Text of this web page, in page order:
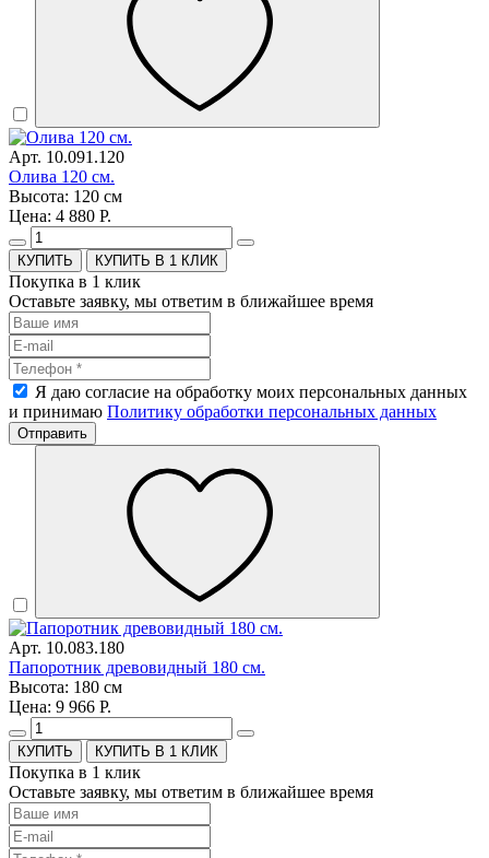
Арт. 10.091.120
Олива 120 см.
Высота: 120 см
Цена: 4 880 Р.
КУПИТЬ В 1 КЛИК
Покупка в 1 клик
Оставьте заявку, мы ответим в ближайшее время
Я даю согласие на обработку моих персональных данных
и принимаю Политику обработки персональных данных
Отправить
Арт. 10.083.180
Папоротник древовидный 180 см.
Высота: 180 см
Цена: 9 966 Р.
КУПИТЬ В 1 КЛИК
Покупка в 1 клик
Оставьте заявку, мы ответим в ближайшее время